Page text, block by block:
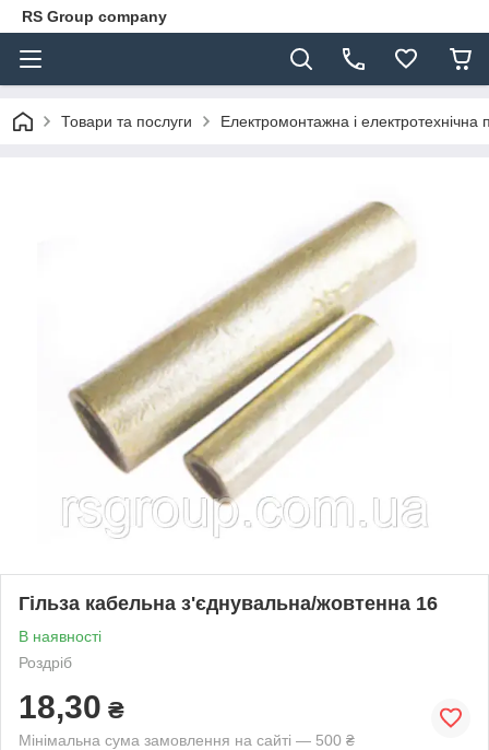
RS Group company
Товари та послуги Електромонтажна і електротехнічна
Гільза кабельна з'єднувальна/жовтенна 16
В наявності
Роздріб
18,30 ₴
Мінімальна сума замовлення на сайті — 500 ₴